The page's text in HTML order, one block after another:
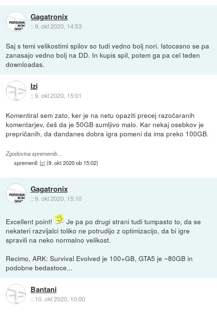
Gagatronix
::9. okt 2020, 14:53
Saj s temi velikostimi spilov so tudi vedno bolj nori. Istocasno se pa
zanasajo vedno bolj na DD. In kupis spil, potem ga pa cel teden
downloadas.
Izi
::9. okt 2020, 15:01
Komentiral sem zato, ker je na netu opaziti precej razočaranih
komentarjev, češ da je 50GB sumljivo malo. Kar nekaj osebkov je
prepričanih, da dandanes dobra igra pomeni da ima preko 100GB.
Zgodovina sprememb…
spremenil: Izi(9. okt 2020 ob 15:02)
Gagatronix
::9. okt 2020, 15:10
Excellent point!
Je pa po drugi strani tudi tumpasto to, da se
nekateri razvijalci toliko ne potrudijo z optimizacijo, da bi igre
spravili na neko normalno velikost.
Recimo, ARK: Survival Evolved je 100+GB, GTA5 je ~80GB in
podobne bedastoce...
Bantani
:: 10. okt 2020, 10:00